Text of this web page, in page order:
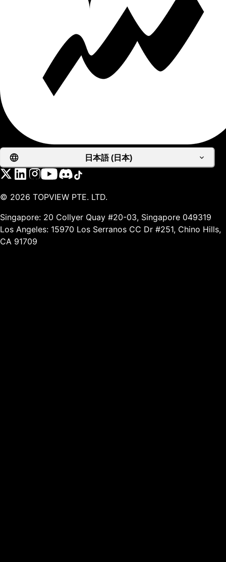
日本語 (日本)
© 2026 TOPVIEW PTE. LTD.
Singapore: 20 Collyer Quay #20-03, Singapore 049319
Los Angeles: 15970 Los Serranos CC Dr #251, Chino Hills,
CA 91709